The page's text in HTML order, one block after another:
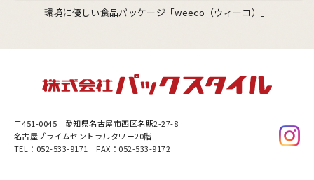
環境に優しい食品パッケージ「weeco（ウィーコ）」
〒451-0045 愛知県名古屋市西区名駅2-27-8
名古屋プライムセントラルタワー20階
TEL：052-533-9171 FAX：052-533-9172